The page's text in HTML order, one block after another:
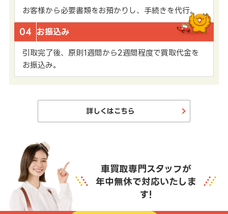
お客様から必要書類をお預かりし、手続きを代行。
04 お振込み
引取完了後、原則1週間から2週間程度で買取代金を
お振込み。
詳しくはこちら
車買取専門スタッフが
年中無休で対応いたしま
す!